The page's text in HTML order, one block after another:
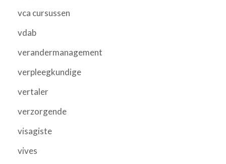
vca cursussen
vdab
verandermanagement
verpleegkundige
vertaler
verzorgende
visagiste
vives